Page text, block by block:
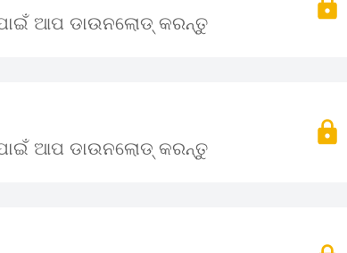
ଆପ ଡାଉନଲୋଡ୍ କରନ୍ତୁ
ଆପ ଡାଉନଲୋଡ୍ କରନ୍ତୁ